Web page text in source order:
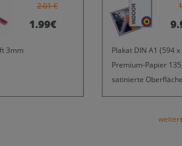
2.01 €
1.99€
3mm
Plakat DIN A1 (594
Premium-Papier
satinierte